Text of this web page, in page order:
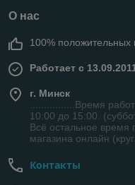
О нас
100% положительных
Работает с
г. Минск
................Время
10:00 до 15:00.
Всё остальное время
магазина онлайн
Контакты